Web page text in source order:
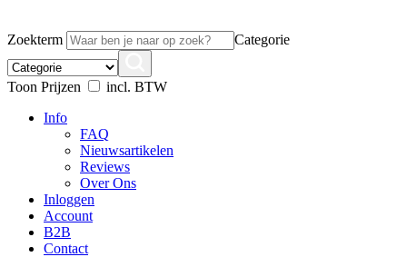
Zoekterm Categorie
Toon Prijzen
incl. BTW
Info
FAQ
Nieuwsartikelen
Reviews
Over Ons
Inloggen
Account
B2B
Contact